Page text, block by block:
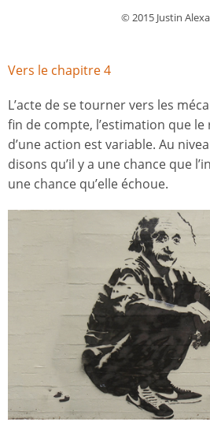
© 2015 Justin
Vers le chapitre 4
L’acte de se tourner vers les
fin de compte, l’estimation que
d’une action est variable. Au
disons qu’il y a une chance que
une chance qu’elle échoue.